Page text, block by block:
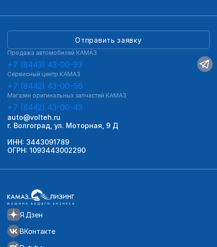
Я.Дзен
ВКонтакте
Отправить заявку
Продажа автомобилей КАМАЗ
+7 (8443) 43-00-93
Сервисный центр КАМАЗ
+7 (8442) 43-00-56
Магазин оригинальных запчастей КАМАЗ
+7 (8442) 43-00-43
auto@volteh.ru
г. Волгоград, ул. Моторная, 9 Д
ИНН: 3443091789
ОГРН: 1093443002290